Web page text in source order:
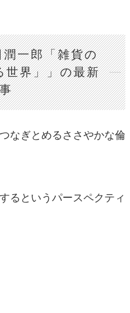
一郎「雑貨の
世界」」の最新
なぎとめるささやかな倫
るというパースペクティ